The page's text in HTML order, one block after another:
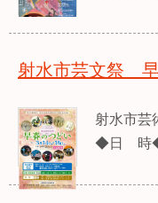
射水市芸文祭
射水市芸
◆日 時◆